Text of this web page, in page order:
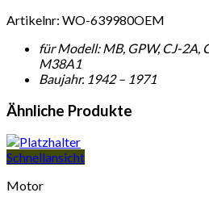
Artikelnr: WO-639980OEM
für Modell: MB, GPW, CJ-2A,
M38A1
Baujahr. 1942 – 1971
Ähnliche Produkte
Schnellansicht
Motor